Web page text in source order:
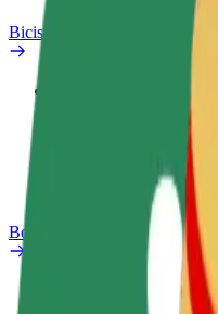
Bicis
Informar de un problema
Preguntas frecuentes
Bolt Plus